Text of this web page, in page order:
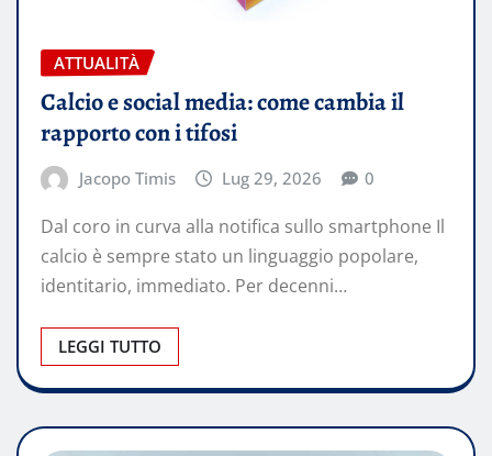
ATTUALITÀ
Calcio e social media: come cambia il
rapporto con i tifosi
Jacopo Timis Lug 29, 2026 0
Dal coro in curva alla notifica sullo smartphone Il
calcio è sempre stato un linguaggio popolare,
identitario, immediato. Per decenni…
LEGGI TUTTO